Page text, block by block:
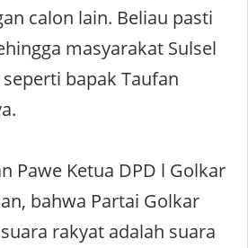
calon lain. Beliau pasti
masyarakat Sulsel
bapak Taufan
Pawe Ketua DPD l Golkar
bahwa Partai Golkar
rakyat adalah suara